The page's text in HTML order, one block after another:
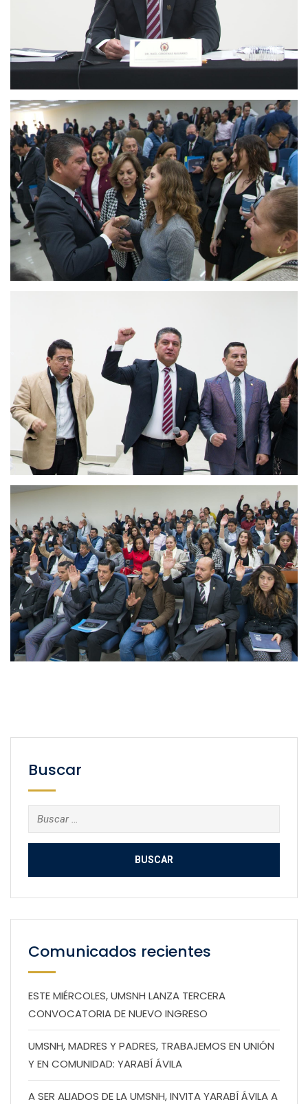
Buscar
Buscar:
Comunicados recientes
ESTE MIÉRCOLES, UMSNH LANZA TERCERA
CONVOCATORIA DE NUEVO INGRESO
UMSNH, MADRES Y PADRES, TRABAJEMOS EN UNIÓN
Y EN COMUNIDAD: YARABÍ ÁVILA
A SER ALIADOS DE LA UMSNH, INVITA YARABÍ ÁVILA A